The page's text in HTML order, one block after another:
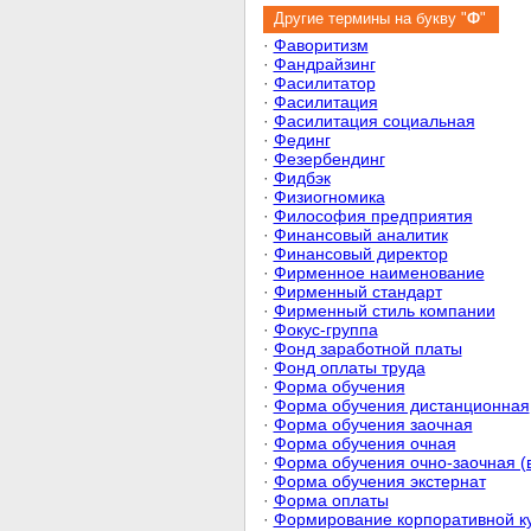
Другие термины на букву "Ф"
· Фаворитизм
· Фандрайзинг
· Фасилитатор
· Фасилитация
· Фасилитация социальная
· Фединг
· Фезербендинг
· Фидбэк
· Физиогномика
· Философия предприятия
· Финансовый аналитик
· Финансовый директор
· Фирменное наименование
· Фирменный стандарт
· Фирменный стиль компании
· Фокус-группа
· Фонд заработной платы
· Фонд оплаты труда
· Форма обучения
· Форма обучения дистанционная
· Форма обучения заочная
· Форма обучения очная
· Форма обучения очно-заочная
· Форма обучения экстернат
· Форма оплаты
· Формирование корпоративной